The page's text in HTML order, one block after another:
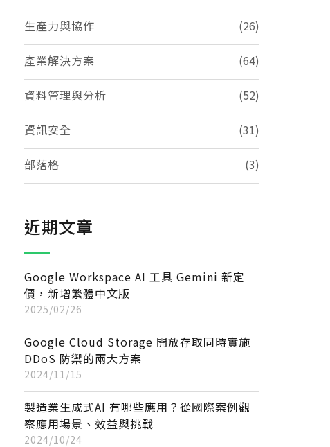
生產力與協作 (26)
產業解決方案 (64)
資料管理與分析 (52)
資訊安全 (31)
部落格 (3)
近期文章
Google Workspace AI 工具 Gemini 新定
價，新增繁體中文版
2025/02/26
Google Cloud Storage 開放存取同時實施
DDoS 防禦的兩大方案
2024/11/15
製造業生成式AI 有哪些應用？從國際案例觀
察應用場景、效益與挑戰
2024/10/24